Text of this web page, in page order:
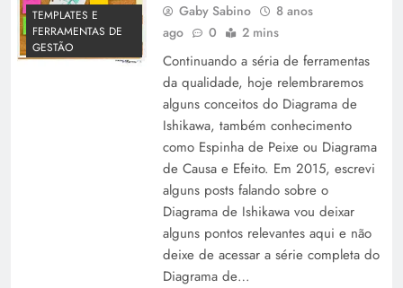
TEMPLATES E
FERRAMENTAS DE
GESTÃO
Gaby Sabino
8 anos
ago
0 2 mins
Continuando a séria de ferramentas
da qualidade, hoje relembraremos
alguns conceitos do Diagrama de
Ishikawa, também conhecimento
como Espinha de Peixe ou Diagrama
de Causa e Efeito. Em 2015, escrevi
alguns posts falando sobre o
Diagrama de Ishikawa vou deixar
alguns pontos relevantes aqui e não
deixe de acessar a série completa do
Diagrama de…